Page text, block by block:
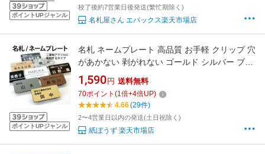
ポイントUPジャンル
校了後約7営業日後発送(繁忙期除く)
名札屋さん エパックス楽天市場店
ポイントUPジャンル
名札 ネームプレート 高品質 お手軽 クリップ 穴
があかない 剥がれない ゴールド シルバー ブロ
ンズ 木目調 石調 マット調 黒 白 ブラック ホワ
イト マグネット ヘアライン仕上 二層板アクリ
ル 彫刻タイプ npt-003
1,590 円 送料無料
70ポイント (1倍+4倍UP)
4.66(29件)
2〜4営業日以内の発送(土日祝除く)
紙ぼうず 楽天市場店